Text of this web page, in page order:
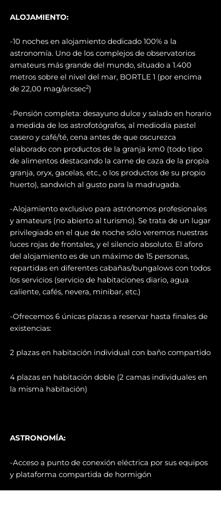
ALOJAMIENTO:
-10 noches en alojamiento dedicado 100% a la
astronomía. Uno de los complejos de observatorios
amateurs más grande del mundo, situado a 1.400
metros sobre el nivel del mar, BORTLE 1 (por encima
de 22,00 mag/arcsec2)
-Pensión completa: desayuno dulce y salado en horario
a medida de los astrofotógrafos, al mediodía pastel
casero y café/té, cena antes de que oscurezca
elaborado con productos de la granja km0 (todo tipo
de alimentos destacando la carne de caza de la propia
granja, oryx, gacelas, etc., o los productos de su propio
huerto), sandwich al gusto para la madrugada.
-Alojamiento exclusivo para astrónomos profesionales
y amateurs (no abierto al turismo). Se trata de un lugar
privilegiado en el que de noche sólo veremos nuestras
luces rojas de frontales, y el silencio absoluto. El aforo
del alojamiento es de un máximo de 15 personas,
repartidas en diferentes cabañas/bungalows con todos
los servicios (servicio de habitaciones diario, agua
caliente, cafés, nevera, minibar, etc.)
-Ofrecemos 6 únicas plazas a reservar hasta finales de
existencias:
2 plazas en habitación individual con baño compartido
4 plazas en habitación doble (2 camas individuales en
la misma habitación)
ASTRONOMÍA:
-Acceso a punto de conexión eléctrica por sus equipos
y plataforma compartida de hormigón